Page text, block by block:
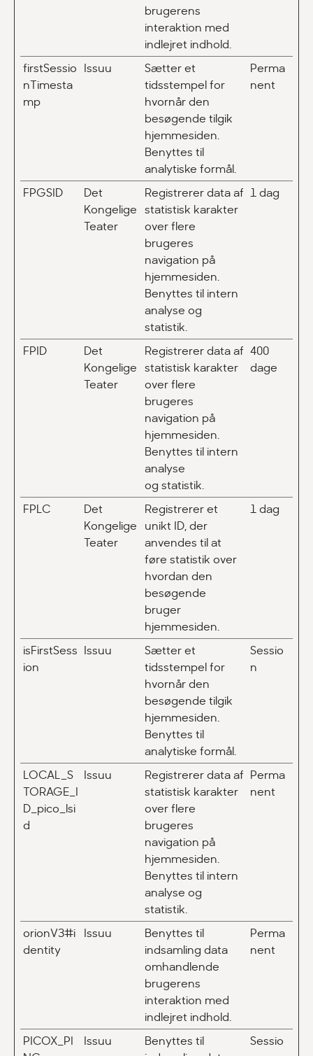
brugerens
interaktion med
indlejret indhold.
firstSessio
nTimesta
mp
Issuu
Sætter et
tidsstempel for
hvornår den
besøgende tilgik
hjemmesiden.
Benyttes til
analytiske formål.
Perma
nent
FPGSID
Det
Kongelige
Teater
Registrerer data af
statistisk karakter
over flere
brugeres
navigation på
hjemmesiden.
Benyttes til intern
analyse og
statistik.
1 dag
FPID
Det
Kongelige
Teater
Registrerer data af
statistisk karakter
over flere
brugeres
navigation på
hjemmesiden.
Benyttes til intern
analyse
og statistik.
400
dage
FPLC
Det
Kongelige
Teater
Registrerer et
unikt ID, der
anvendes til at
føre statistik over
hvordan den
besøgende
bruger
hjemmesiden.
1 dag
isFirstSess
ion
Issuu
Sætter et
tidsstempel for
hvornår den
besøgende tilgik
hjemmesiden.
Benyttes til
analytiske formål.
Sessio
n
LOCAL_S
TORAGE_I
D_pico_lsi
d
Issuu
Registrerer data af
statistisk karakter
over flere
brugeres
navigation på
hjemmesiden.
Benyttes til intern
analyse og
statistik.
Perma
nent
orionV3#i
dentity
Issuu
Benyttes til
indsamling data
omhandlende
brugerens
interaktion med
indlejret indhold.
Perma
nent
PICOX_PI
Issuu
Benyttes til
Sessio